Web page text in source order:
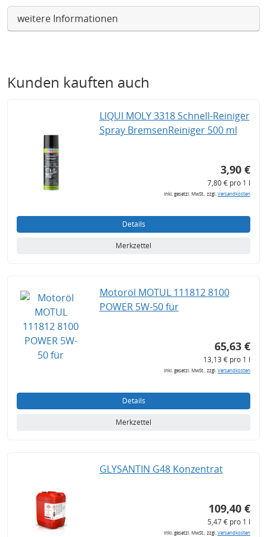
weitere Informationen
Kunden kauften auch
LIQUI MOLY 3318 Schnell-Reiniger
Spray BremsenReiniger 500 ml
3,90 €
7,80 € pro 1 l
inkl. gesetzl. MwSt., zzgl.Versandkosten
Details
Merkzettel
Motoröl MOTUL 111812 8100
POWER 5W-50 für
65,63 €
13,13 € pro 1 l
inkl. gesetzl. MwSt., zzgl.Versandkosten
Details
Merkzettel
GLYSANTIN G48 Konzentrat
109,40 €
5,47 € pro 1 l
inkl. gesetzl. MwSt., zzgl.Versandkosten